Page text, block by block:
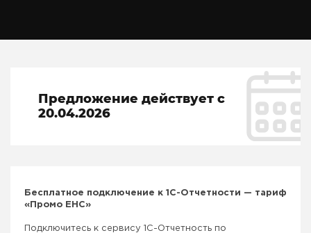
Предложение действует с
20.04.2026
Бесплатное подключение к 1С-Отчетности — тариф
«Промо ЕНС»
Подключитесь к сервису 1С-Отчетность по